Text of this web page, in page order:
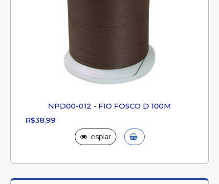
NPD00-012 - FIO FOSCO D 100M
R$38,99
espiar